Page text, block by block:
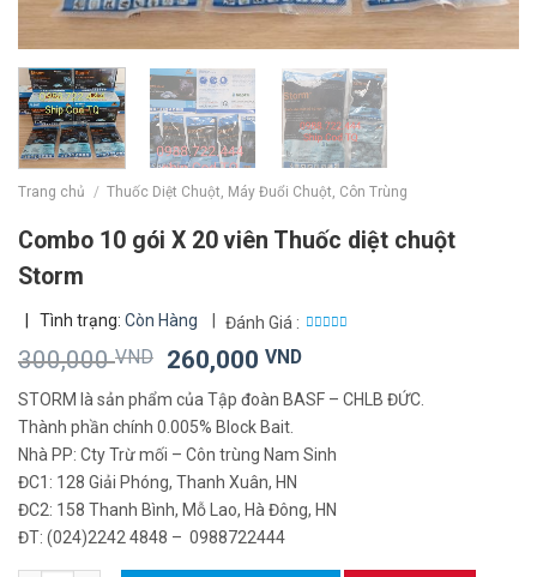
Trang chủ / Thuốc Diệt Chuột, Máy Đuổi Chuột, Côn Trùng
Combo 10 gói X 20 viên Thuốc diệt chuột
Storm
Tình trạng: Còn Hàng Đánh Giá :
300,000VND
Giá
gốc
là:
300,000 VND.
260,000VNDGiá
tại
260,000 VND.
STORM là sản phẩm của Tập đoàn BASF – CHLB ĐỨC.
Thành phần chính 0.005% Block Bait.
Nhà PP: Cty Trừ mối – Côn trùng Nam Sinh
ĐC1: 128 Giải Phóng, Thanh Xuân, HN
ĐC2: 158 Thanh Bình, Mỗ Lao, Hà Đông, HN
ĐT: (024)2242 4848 – 0988722444